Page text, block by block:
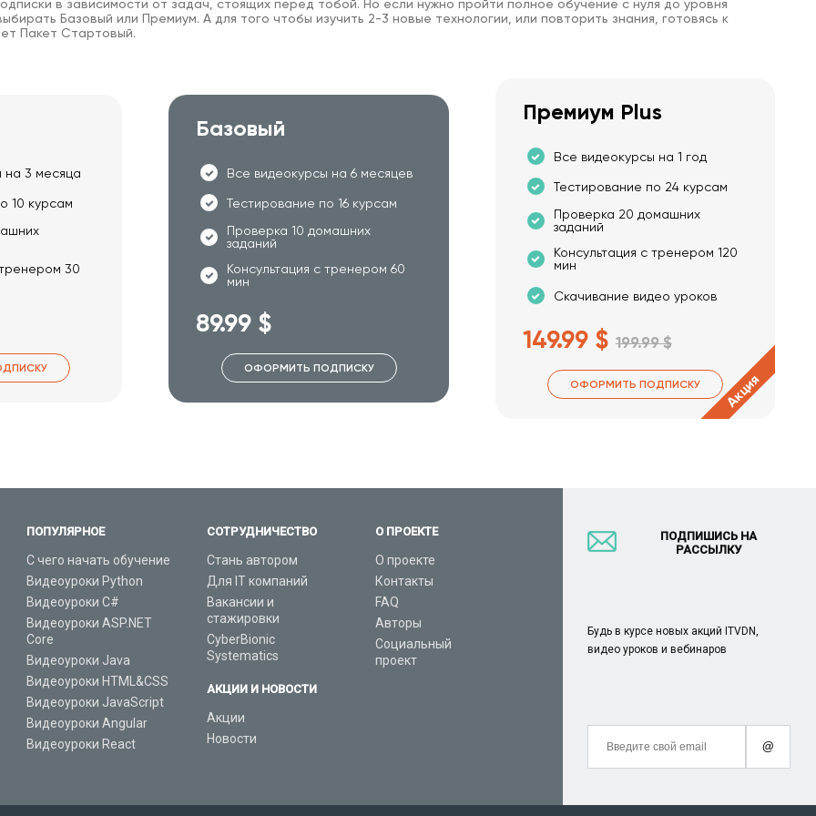
в зависимости от задач, стоящих перед тобой. Но если нужно пройти полное обучение с нуля до уровня
Базовый или Премиум. А для того чтобы изучить 2-3 новые технологии, или повторить знания, готовясь к
Пакет Стартовый.
на 3 месяца
10 курсам
30
Базовый
Все видеокурсы на 6 месяцев
Тестирование по 16 курсам
Проверка 10 домашних
заданий
Консультация с тренером 60
мин
89.99 $
ОФОРМИТЬ ПОДПИСКУ
Премиум Plus
Все видеокурсы на 1 год
Тестирование по 24 курсам
Проверка 20 домашних
заданий
Консультация с тренером 120
мин
Скачивание видео уроков
149.99 $ 199.99 $
ОФОРМИТЬ ПОДПИСКУ Акция
ПОПУЛЯРНОЕ
С чего начать обучение
Видеоуроки Python
Видеоуроки C#
Видеоуроки ASP.NET
Core
Видеоуроки Java
Видеоуроки HTML&CSS
Видеоуроки JavaScript
Видеоуроки Angular
Видеоуроки React
СОТРУДНИЧЕСТВО
Стань автором
Для IT компаний
Вакансии и
стажировки
CyberBionic
Systematics
АКЦИИ И НОВОСТИ
Акции
Новости
О ПРОЕКТЕ
О проекте
Контакты
FAQ
Авторы
Социальный
проект
ПОДПИШИСЬ НА
РАССЫЛКУ
Будь в курсе новых акций ITVDN,
видео уроков и вебинаров
@